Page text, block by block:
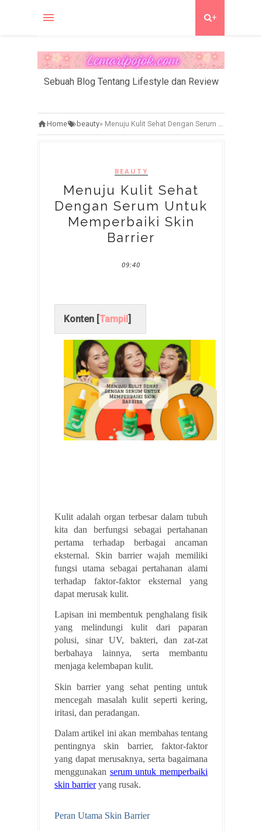
+
Sebuah Blog Tentang Lifestyle dan Review
Home beauty» Menuju Kulit Sehat Dengan Serum Untuk Memperbaiki Skin Barrier
BEAUTY
Menuju Kulit Sehat
Dengan Serum Untuk
Memperbaiki Skin
Barrier
09:40
Konten [Tampil]
Kulit adalah organ terbesar dalam tubuh
kita dan berfungsi sebagai pertahanan
pertama terhadap berbagai ancaman
eksternal. Skin barrier wajah memiliki
fungsi utama sebagai pertahanan alami
terhadap faktor-faktor eksternal yang
dapat merusak kulit.
Lapisan ini membentuk penghalang fisik
yang melindungi kulit dari paparan
polusi, sinar UV, bakteri, dan zat-zat
berbahaya lainnya, serta membantu
menjaga kelembapan kulit.
Skin barrier yang sehat penting untuk
mencegah masalah kulit seperti kering,
iritasi, dan peradangan.
Dalam artikel ini akan membahas tentang
pentingnya skin barrier, faktor-faktor
yang dapat merusaknya, serta bagaimana
menggunakan serum untuk memperbaiki
skin barrieryang rusak.
Peran Utama Skin Barrier